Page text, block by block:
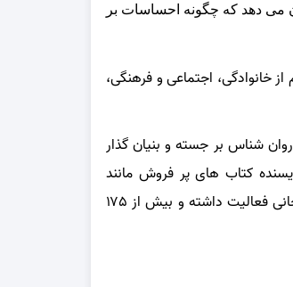
می‌ دهد که چگونه احساسات بر
خانوادگی، اجتماعی و فرهنگی،
شناس بر جسته و بنیان‌ گذار
کتاب‌ های پر فروش مانند
است. براکت بیش از ۲۵ سال در زمینه پژوهش‌ های مرتبط با هوش هیجانی فعالیت داشته و بیش از ۱۷۵